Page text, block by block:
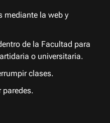
mediante la web y
de la Facultad para
o universitaria.
clases.
paredes.